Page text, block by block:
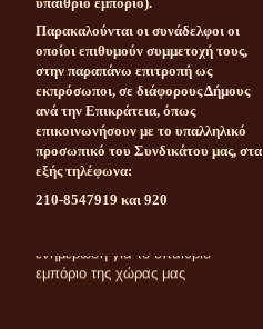
Παρακαλούνται οι συνάδελφοι οι
οποίοι επιθυμούν συμμετοχή τους,
στην παραπάνω επιτροπή ως
εκπρόσωποι, σε διάφορους Δήμους
ανά την Επικράτεια, όπως
επικοινωνήσουν με το υπαλληλικό
προσωπικό του Συνδικάτου μας, στα
εξής τηλέφωνα:
210-8547919 και 920
Καθημερινή ασυμβίβαστη